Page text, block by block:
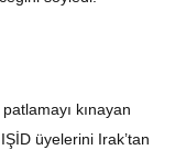
kınayan
üyelerini Irak’tan